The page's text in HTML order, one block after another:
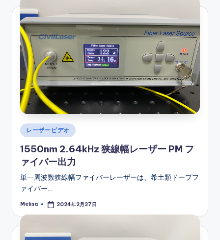
Posted
レーザービデオ
1550nm 2.64kHz 狭線幅レーザー PM フ
ァイバー出力
単一周波数狭線幅ファイバーレーザーは、希土類ドープフ
ァイバー…
Posted
Melisa 2024年2月27日